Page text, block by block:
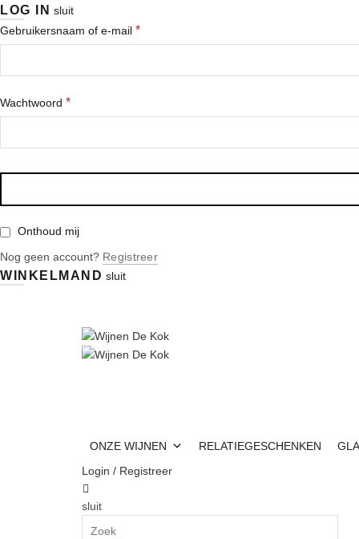
LOG IN sluit
Gebruikersnaam of e-mail *
Wachtwoord *
Onthoud mij
Nog geen account? Registreer
WINKELMAND sluit
Contact
info@wijnen-dekok.com
ONZE WIJNEN RELATIEGESCHENKEN
Login / Registreer
sluit